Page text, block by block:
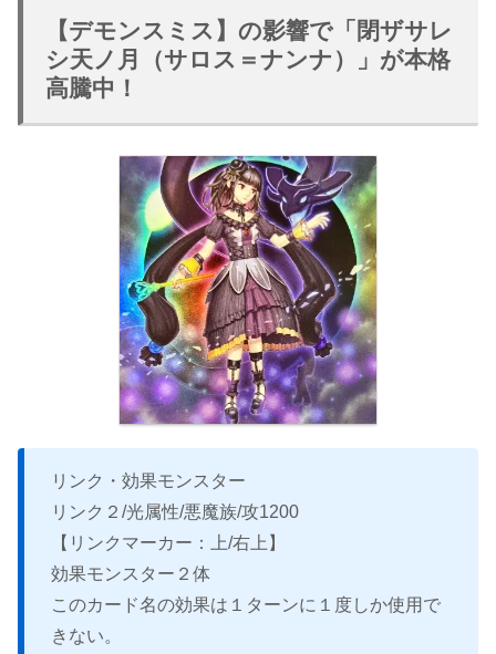
【デモンスミス】の影響で「閉ザサレ
シ天ノ月（サロス＝ナンナ）」が本格
高騰中！
リンク・効果モンスター
リンク２/光属性/悪魔族/攻1200
【リンクマーカー：上/右上】
効果モンスター２体
このカード名の効果は１ターンに１度しか使用で
きない。